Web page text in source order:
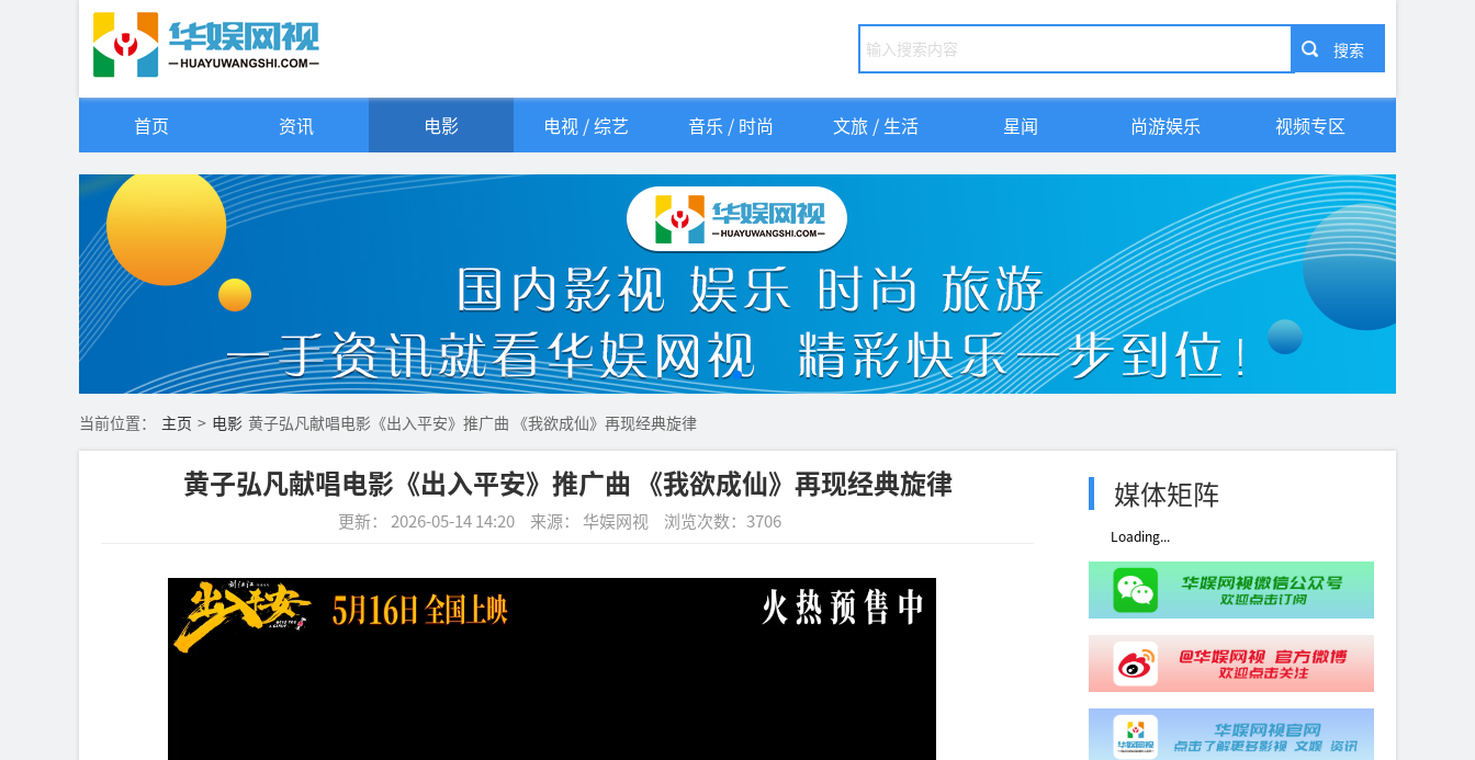
首页 资讯 电影 电视 / 综艺 音乐 / 时尚 文旅 / 生活 星闻 尚游娱乐 视频专区
当前位置： 主页 > 电影 黄子弘凡献唱电影《出入平安》推广曲 《我欲成仙》再现经典旋律
黄子弘凡献唱电影《出入平安》推广曲 《我欲成仙》再现经典旋律
更新： 2026-05-14 14:20 来源： 华娱网视 浏览次数： 3706
媒体矩阵
Loading...